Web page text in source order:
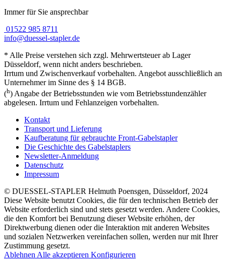
Immer für Sie ansprechbar
01522 985 8711
info@duessel-stapler.de
* Alle Preise verstehen sich zzgl. Mehrwertsteuer ab Lager
Düsseldorf, wenn nicht anders beschrieben.
Irrtum und Zwischenverkauf vorbehalten. Angebot ausschließlich an
Unternehmer im Sinne des § 14 BGB.
(h) Angabe der Betriebsstunden wie vom Betriebsstundenzähler
abgelesen. Irrtum und Fehlanzeigen vorbehalten.
Kontakt
Transport und Lieferung
Kaufberatung für gebrauchte Front-Gabelstapler
Die Geschichte des Gabelstaplers
Newsletter-Anmeldung
Datenschutz
Impressum
© DUESSEL-STAPLER Helmuth Poensgen, Düsseldorf, 2024
Diese Website benutzt Cookies, die für den technischen Betrieb der
Website erforderlich sind und stets gesetzt werden. Andere Cookies,
die den Komfort bei Benutzung dieser Website erhöhen, der
Direktwerbung dienen oder die Interaktion mit anderen Websites
und sozialen Netzwerken vereinfachen sollen, werden nur mit Ihrer
Zustimmung gesetzt.
AblehnenAlle akzeptieren Konfigurieren